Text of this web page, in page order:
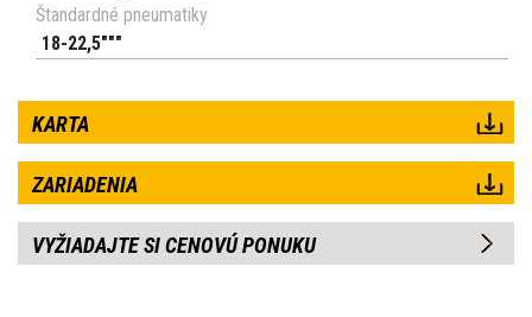
Štandardné pneumatiky
18-22,5"""
KARTA
ZARIADENIA
VYŽIADAJTE SI CENOVÚ PONUKU